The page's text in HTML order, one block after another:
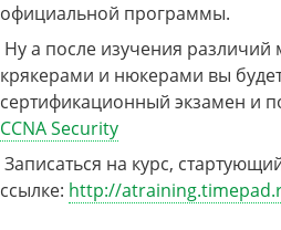
официальной программы.
Ну а после изучения различий
крякерами и нюкерами вы
сертификационный экзамен и
CCNA Security
Записаться на курс,
ссылке: http://